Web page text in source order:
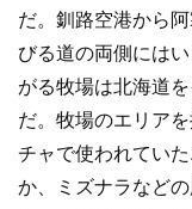
だ。釧路空港から
びる道の両側には
がる牧場は北海道
だ。牧場のエリア
チャで使われてい
か、ミズナラなど